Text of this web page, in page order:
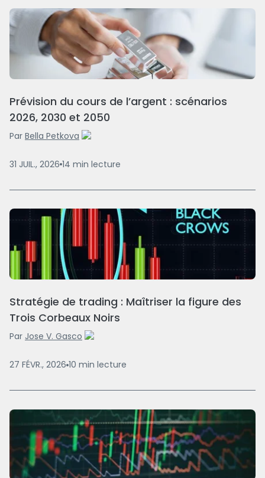
Prévision du cours de l’argent : scénarios
2026, 2030 et 2050
Par Bella Petkova
31 JUIL., 2026 14 min lecture
Stratégie de trading : Maîtriser la figure des
Trois Corbeaux Noirs
Par Jose V. Gasco
27 FÉVR., 2026 10 min lecture